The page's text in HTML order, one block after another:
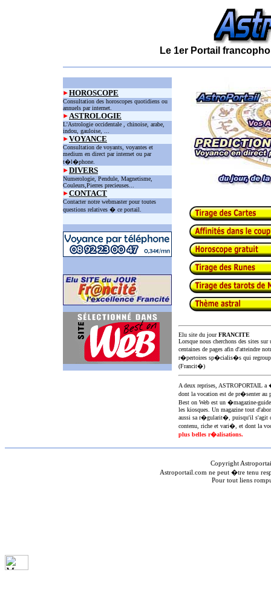
Le 1er Portail
HOROSCOPE
Consultation des horoscopes quotidiens ou
annuels par internet.
ASTROLOGIE
L'Astrologie occidentale , chinoise, arabe,
indou, gauloise, ...
VOYANCE
Consultation de voyants, voyantes et
medium en direct par internet ou par
t�l�phone.
DIVERS
Numerologie, Pendule, Magnetisme,
Couleurs,Pierres precieuses...
CONTACT
Contacter notre webmaster pour toutes
questions relatives � ce portail.
Elu site du jourFRANCITE
Lorsque nous cherchons des sites
centaines de pages afin d'atteindre
r�pertoires sp�cialis�s qui
(Francit�)
A deux reprises,
dont la vocation est de pr�senter au
Best on Web est un �magazine-
les kiosques. Un magazine tout
aussi sa r�gularit�, puisqu'il s'agit
contenu, riche et vari�, et dont la
plus belles r�alisations.
Copyright
Astroportail.com ne peut �tre tenu
Pour tout liens